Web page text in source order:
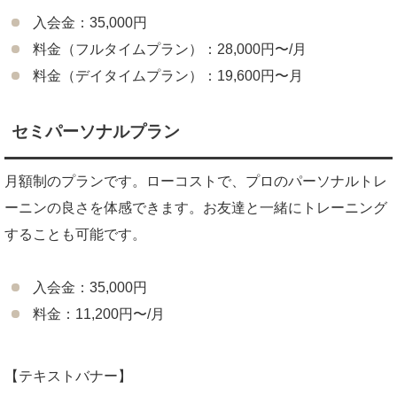
入会金：35,000円
料金（フルタイムプラン）：28,000円〜/月
料金（デイタイムプラン）：19,600円〜月
セミパーソナルプラン
月額制のプランです。ローコストで、プロのパーソナルトレ
ーニンの良さを体感できます。お友達と一緒にトレーニング
することも可能です。
入会金：35,000円
料金：11,200円〜/月
【テキストバナー】